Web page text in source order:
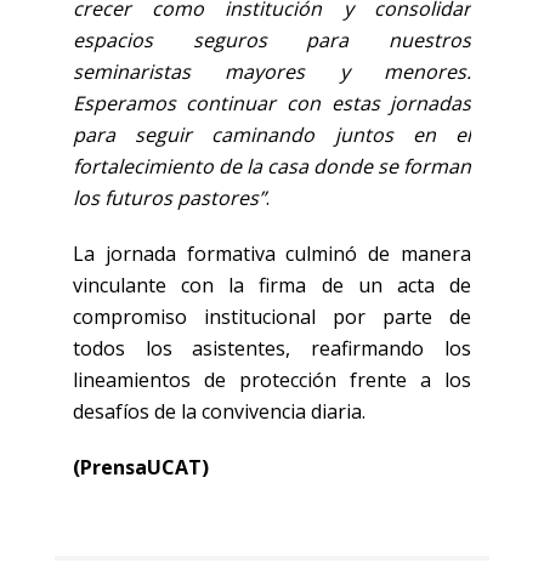
crecer como institución y consolidar
espacios seguros para nuestros
seminaristas mayores y menores.
Esperamos continuar con estas jornadas
para seguir caminando juntos en el
fortalecimiento de la casa donde se forman
los futuros pastores”.
La jornada formativa culminó de manera
vinculante con la firma de un acta de
compromiso institucional por parte de
todos los asistentes, reafirmando los
lineamientos de protección frente a los
desafíos de la convivencia diaria.
(PrensaUCAT)